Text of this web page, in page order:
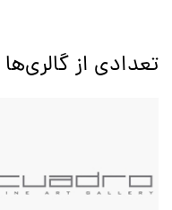
تعدادی از گالری‌ها